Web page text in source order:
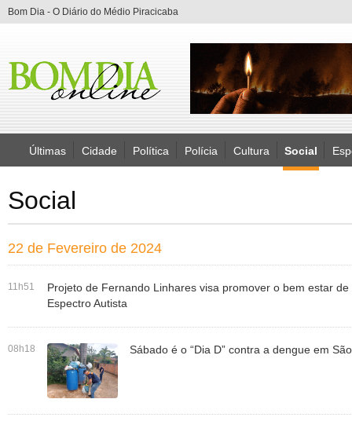
Bom Dia - O Diário do Médio Piracicaba
Últimas Cidade Política Polícia Cultura Social
Social
22 de Fevereiro de 2024
11h51
Projeto de Fernando Linhares visa promover o bem estar
Espectro Autista
08h18 Sábado é o “Dia D” contra a dengue em